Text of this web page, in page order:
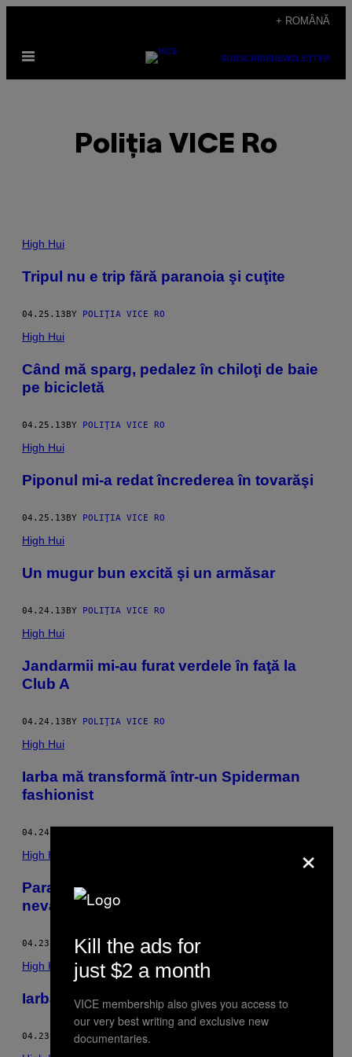
content
+ ROMÂNĂ
Open
SUBSCRIBENEWSLETTER
Poliţia VICE Ro
POSTS
BY
THIS
AUTHOR
High Hui
Tripul nu e trip fără paranoia şi cuţite
04.25.13BY POLIŢIA VICE RO
High Hui
Când mă sparg, pedalez în chiloţi de baie
pe bicicletă
04.25.13BY POLIŢIA VICE RO
High Hui
Piponul mi-a redat încrederea în tovarăşi
04.25.13BY POLIŢIA VICE RO
High Hui
Un mugur bun excită şi un armăsar
04.24.13BY POLIŢIA VICE RO
High Hui
Jandarmii mi-au furat verdele în faţă la
Club A
04.24.13BY POLIŢIA VICE RO
High Hui
Iarba mă transformă într-un Spiderman
fashionist
04.24.13
High Hui
Paranoia mă face să ţip în stradă ca o
nevastă bătută
04.23.13 BYPOLIŢIA VICE RO
High Hui
Iarba mă face să vreau la mami
04.23.13 BYPOLIŢIA VICE RO
×
Kill the ads for
just $2 a month
VICE membership also gives you access to
our very best writing and exclusive new
documentaries.